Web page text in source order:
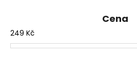
í
p
Cena
249 Kč